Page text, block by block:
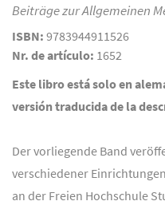
Beiträge zur Allgemeinen
ISBN: 9783944911526
Nr. de artículo: 1652
Este libro está solo en
versión traducida de la
Der vorliegende Band
verschiedener
an der Freien Hochschule